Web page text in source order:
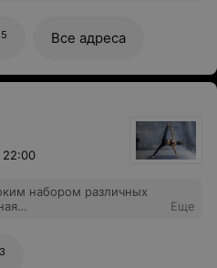
как ранним
Зал оснащен новыми
проработать все
Все адреса
22:00
набором различных
Еще